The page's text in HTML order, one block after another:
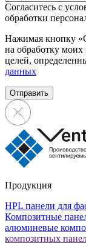
Согласитесь с
обработки
Нажимая кнопку
на обработку
целей,
данных
Отправить
Продукция
HPL панели для
Композитные
алюминевые
композитных